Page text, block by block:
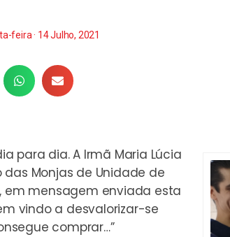
feira · 14 Julho, 2021
para dia. A Irmã Maria Lúcia
Monjas de Unidade de
em mensagem enviada esta
vindo a desvalorizar-se
comprar…”